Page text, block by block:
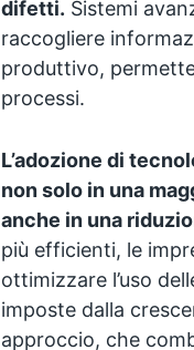
difetti. Sistemi
raccogliere
produttivo,
processi.
L’adozione di
non solo in una
anche in una
più efficienti, le
ottimizzare l’uso
imposte dalla
approccio, che